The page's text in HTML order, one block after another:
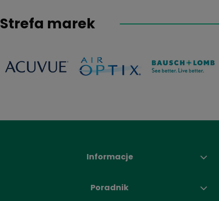
Strefa marek
Informacje
Poradnik